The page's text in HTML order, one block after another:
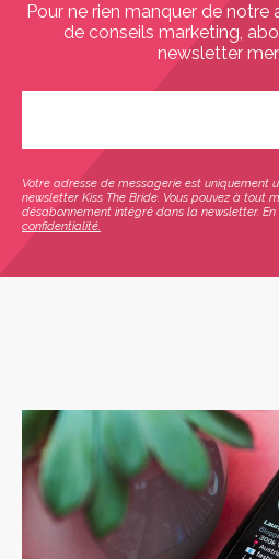
Pour ne rien manquer de
de conseils marketing,
newsletter
Votre adresse de messagerie est uniquement
newsletter Kiss The Bride. Vous pouvez à tout
désabonnement intégré dans la newsletter.
confidentialité.